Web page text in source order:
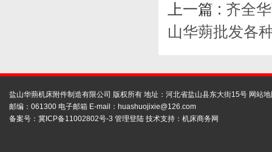
上一篇 : 齐全
山华蒴批发各
盐山华蒴机床附件制造有限公司 版权所有 地址：河北省盐山县东大街15号 网站
邮编：061300 电子邮箱 E-mail： huashuojixie@126.com
备案号： 冀ICP备11002802号-3 管理登陆 技术支持： 机床商务网